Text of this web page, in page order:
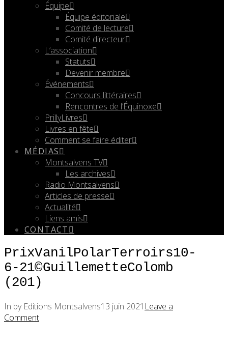
Équipe
Équipe éditoriale
Comité de lecture
Comité directeur
L’association
Statuts
Devenir membre
Événements
Concours littéraires
Rencontres de l’Équinoxe
PrillyLivres
Livres en fête
Comment se faire éditer
MÉDIAS
Montsalvens TV
Les archives
Radio Montsalvens
Articles de presse
Actualité
Liens amis
CONTACT
PrixVanilPolarTerroirs10-
6-21©GuillemetteColomb
(201)
In by Editions Montsalvens13 juin 2021 Leave a
Comment